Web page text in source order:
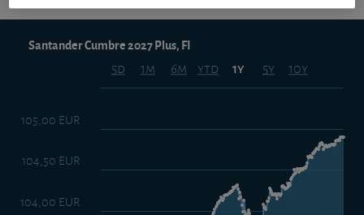
5d 1m 6m ytd 1y 5y 10y
Santander Cumbre 2027 Plus, FI
104,00 EUR
104,50 EUR
105,00 EUR